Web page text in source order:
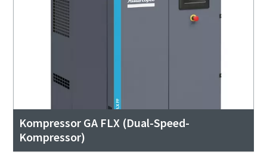
Kompressor GA FLX (Dual-Speed-
Kompressor)